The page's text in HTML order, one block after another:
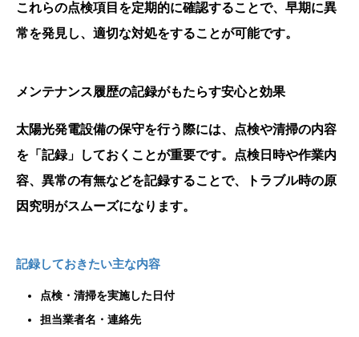
これらの点検項目を定期的に確認することで、早期に異
常を発見し、適切な対処をすることが可能です。
メンテナンス履歴の記録がもたらす安心と効果
太陽光発電設備の保守を行う際には、点検や清掃の内容
を「記録」しておくことが重要です。点検日時や作業内
容、異常の有無などを記録することで、トラブル時の原
因究明がスムーズになります。
記録しておきたい主な内容
点検・清掃を実施した日付
担当業者名・連絡先